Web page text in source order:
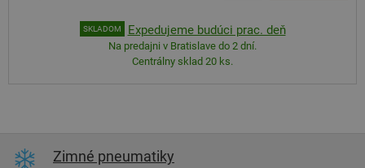
SKLADOM Expedujeme budúci prac. deň
Na predajni v Bratislave do 2 dní.
Centrálny sklad 20 ks.
Zimné pneumatiky